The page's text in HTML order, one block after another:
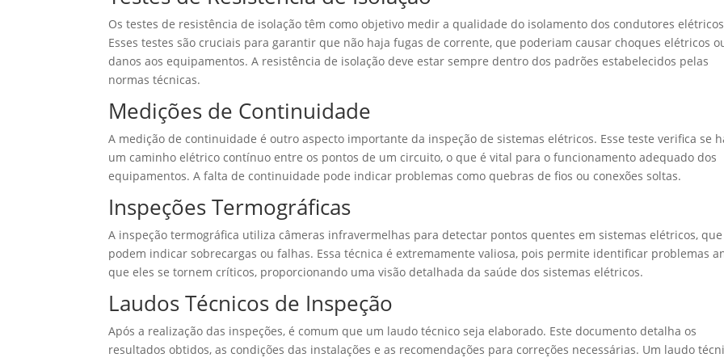
Os testes de resistência de isolação têm como objetivo medir a qualidade do isolamento dos condutores
Esses testes são cruciais para garantir que não haja fugas de corrente, que poderiam causar choques elétricos
danos aos equipamentos. A resistência de isolação deve estar sempre dentro dos padrões estabelecidos pelas
normas técnicas.
Medições de Continuidade
A medição de continuidade é outro aspecto importante da inspeção de sistemas elétricos. Esse teste verifica se
um caminho elétrico contínuo entre os pontos de um circuito, o que é vital para o funcionamento adequado dos
equipamentos. A falta de continuidade pode indicar problemas como quebras de fios ou conexões soltas.
Inspeções Termográficas
A inspeção termográfica utiliza câmeras infravermelhas para detectar pontos quentes em sistemas elétricos, que
podem indicar sobrecargas ou falhas. Essa técnica é extremamente valiosa, pois permite identificar problemas
que eles se tornem críticos, proporcionando uma visão detalhada da saúde dos sistemas elétricos.
Laudos Técnicos de Inspeção
Após a realização das inspeções, é comum que um laudo técnico seja elaborado. Este documento detalha os
resultados obtidos, as condições das instalações e as recomendações para correções necessárias. Um laudo